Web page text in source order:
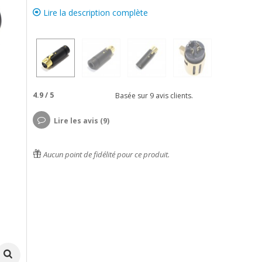
Lire la description complète
4.9/ 5 Basée sur 9avis clients.
Lire les avis (9)
Aucun point de fidélité pour ce produit.